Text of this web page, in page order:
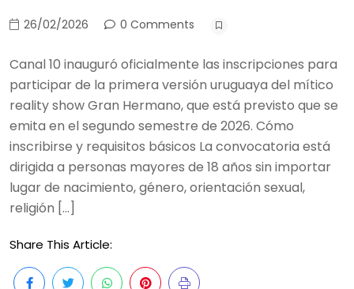
26/02/2026 0 Comments
Canal 10 inauguró oficialmente las inscripciones para
participar de la primera versión uruguaya del mítico
reality show Gran Hermano, que está previsto que se
emita en el segundo semestre de 2026. Cómo
inscribirse y requisitos básicos La convocatoria está
dirigida a personas mayores de 18 años sin importar
lugar de nacimiento, género, orientación sexual,
religión […]
Share This Article: